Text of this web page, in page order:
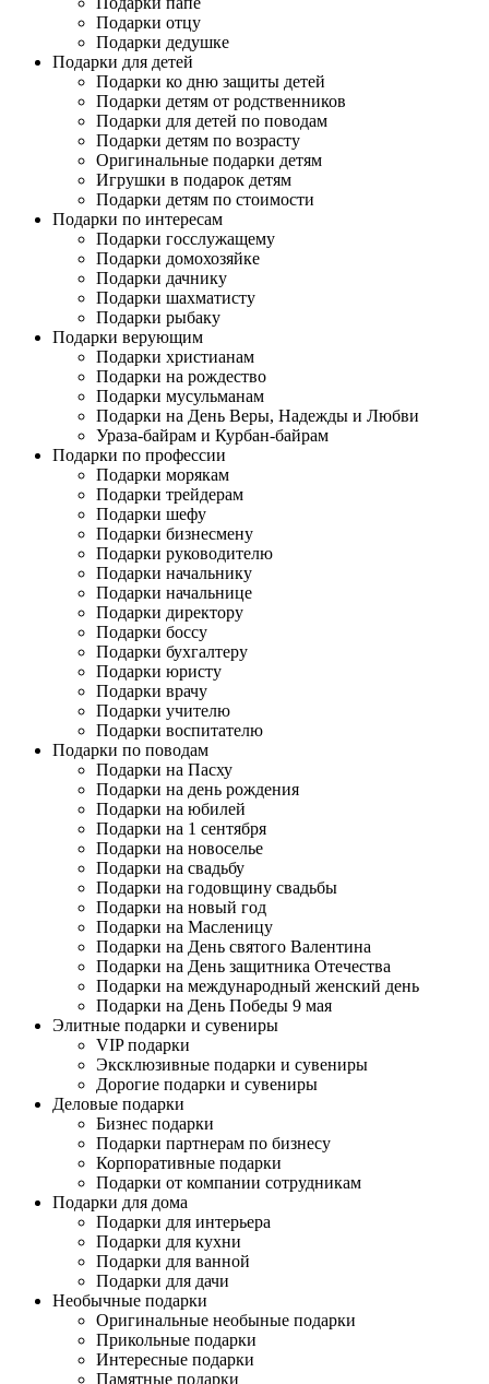
Подарки отцу
Подарки дедушке
Подарки для детей
Подарки ко дню защиты детей
Подарки детям от родственников
Подарки для детей по поводам
Подарки детям по возрасту
Оригинальные подарки детям
Игрушки в подарок детям
Подарки детям по стоимости
Подарки по интересам
Подарки госслужащему
Подарки домохозяйке
Подарки дачнику
Подарки шахматисту
Подарки рыбаку
Подарки верующим
Подарки христианам
Подарки на рождество
Подарки мусульманам
Подарки на День Веры, Надежды и Любви
Ураза-байрам и Курбан-байрам
Подарки по профессии
Подарки морякам
Подарки трейдерам
Подарки шефу
Подарки бизнесмену
Подарки руководителю
Подарки начальнику
Подарки начальнице
Подарки директору
Подарки боссу
Подарки бухгалтеру
Подарки юристу
Подарки врачу
Подарки учителю
Подарки воспитателю
Подарки по поводам
Подарки на Пасху
Подарки на день рождения
Подарки на юбилей
Подарки на 1 сентября
Подарки на новоселье
Подарки на свадьбу
Подарки на годовщину свадьбы
Подарки на новый год
Подарки на Масленицу
Подарки на День святого Валентина
Подарки на День защитника Отечества
Подарки на международный женский день
Подарки на День Победы 9 мая
Элитные подарки и сувениры
VIP подарки
Эксклюзивные подарки и сувениры
Дорогие подарки и сувениры
Деловые подарки
Бизнес подарки
Подарки партнерам по бизнесу
Корпоративные подарки
Подарки от компании сотрудникам
Подарки для дома
Подарки для интерьера
Подарки для кухни
Подарки для ванной
Подарки для дачи
Необычные подарки
Оригинальные необыные подарки
Прикольные подарки
Интересные подарки
Памятные подарки